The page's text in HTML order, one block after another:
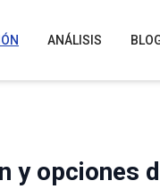
ANÁLISIS
y opciones